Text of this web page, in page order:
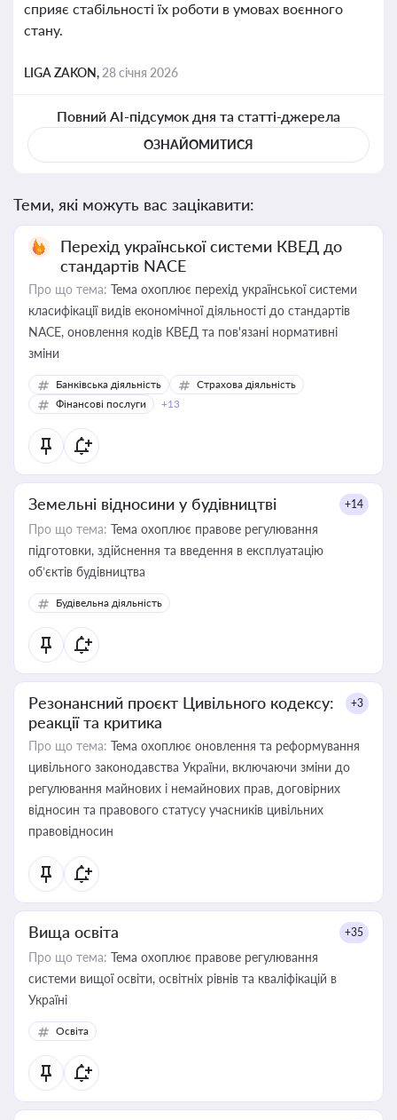
сприяє стабільності їх роботи в умовах воєнного
стану.
LIGA ZAKON, 28 січня 2026
Повний AI-підсумок дня та статті-джерела
ОЗНАЙОМИТИСЯ
Теми, які можуть вас зацікавити:
Перехід української системи КВЕД до
стандартів NACE
Про що тема: Тема охоплює перехід української системи
класифікації видів економічної діяльності до стандартів
NACE, оновлення кодів КВЕД та пов'язані нормативні
зміни
Банківська діяльність
Страхова діяльність
Фінансові послуги
+13
Земельні відносини у будівництві +14
Про що тема: Тема охоплює правове регулювання
підготовки, здійснення та введення в експлуатацію
об’єктів будівництва
Будівельна діяльність
Резонансний проєкт Цивільного кодексу:
реакції та критика
+3
Про що тема: Тема охоплює оновлення та реформування
цивільного законодавства України, включаючи зміни до
регулювання майнових і немайнових прав, договірних
відносин та правового статусу учасників цивільних
правовідносин
Вища освіта +35
Про що тема: Тема охоплює правове регулювання
системи вищої освіти, освітніх рівнів та кваліфікацій в
Україні
Освіта